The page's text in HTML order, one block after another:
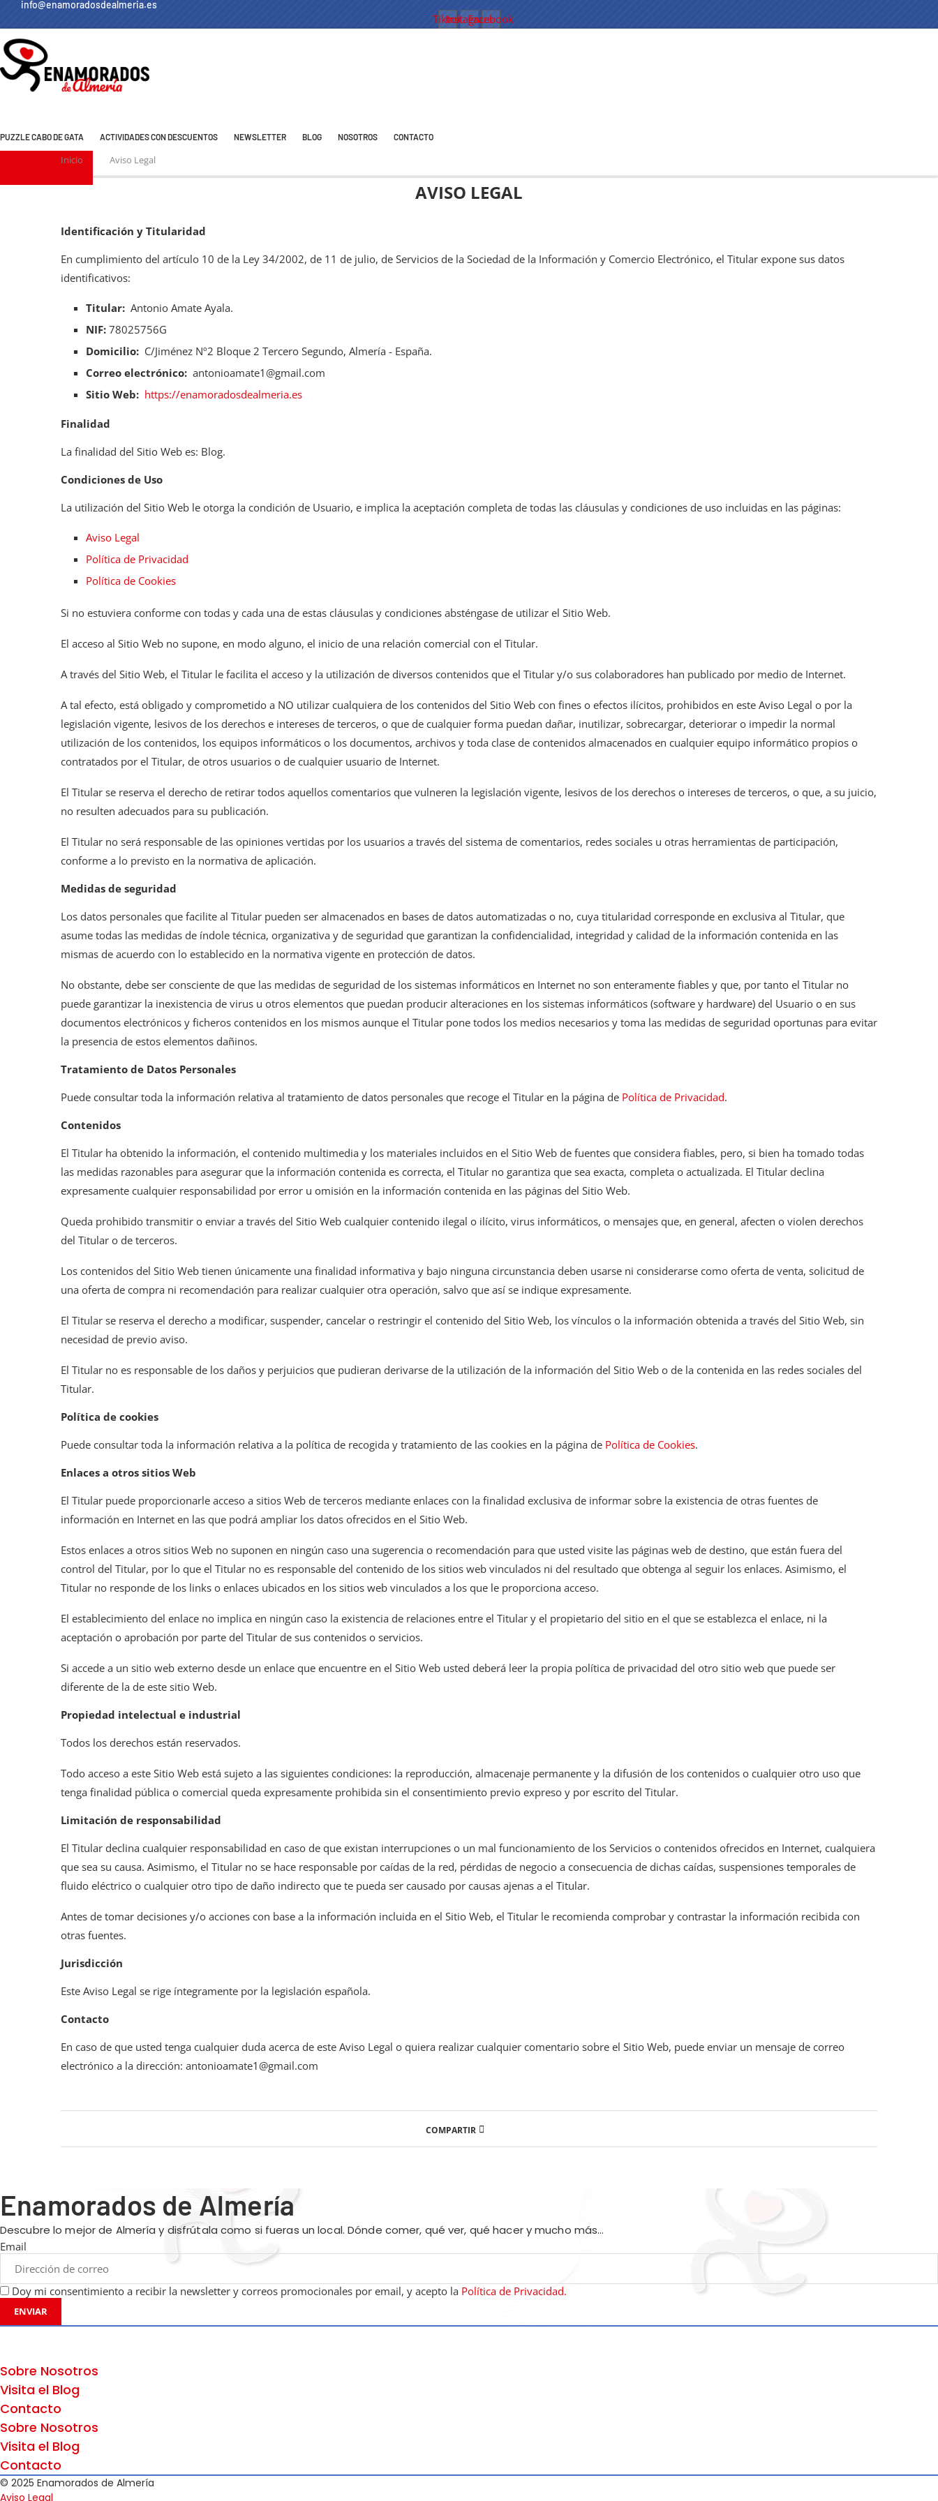
info@enamoradosdealmeria.es
Tiktok
Instagram
Facebook
PUZZLE CABO DE GATA ACTIVIDADES CON DESCUENTOS NEWSLETTER BLOG NOSOTROS CONTACTO
SUSCRÍBETE
Inicio Aviso Legal
AVISO LEGAL
Identificación y Titularidad
En cumplimiento del artículo 10 de la Ley 34/2002, de 11 de julio, de Servicios de la Sociedad de la Información y Comercio Electrónico, el Titular expone sus datos
identificativos:
Titular: Antonio Amate Ayala.
NIF: 78025756G
Domicilio: C/Jiménez Nº2 Bloque 2 Tercero Segundo, Almería - España.
Correo electrónico: antonioamate1@gmail.com
Sitio Web: https://enamoradosdealmeria.es
Finalidad
La finalidad del Sitio Web es: Blog.
Condiciones de Uso
La utilización del Sitio Web le otorga la condición de Usuario, e implica la aceptación completa de todas las cláusulas y condiciones de uso incluidas en las páginas:
Aviso Legal
Política de Privacidad
Política de Cookies
Si no estuviera conforme con todas y cada una de estas cláusulas y condiciones absténgase de utilizar el Sitio Web.
El acceso al Sitio Web no supone, en modo alguno, el inicio de una relación comercial con el Titular.
A través del Sitio Web, el Titular le facilita el acceso y la utilización de diversos contenidos que el Titular y/o sus colaboradores han publicado por medio de Internet.
A tal efecto, está obligado y comprometido a NO utilizar cualquiera de los contenidos del Sitio Web con fines o efectos ilícitos, prohibidos en este Aviso Legal o por la
legislación vigente, lesivos de los derechos e intereses de terceros, o que de cualquier forma puedan dañar, inutilizar, sobrecargar, deteriorar o impedir la normal
utilización de los contenidos, los equipos informáticos o los documentos, archivos y toda clase de contenidos almacenados en cualquier equipo informático propios o
contratados por el Titular, de otros usuarios o de cualquier usuario de Internet.
El Titular se reserva el derecho de retirar todos aquellos comentarios que vulneren la legislación vigente, lesivos de los derechos o intereses de terceros, o que, a su juicio,
no resulten adecuados para su publicación.
El Titular no será responsable de las opiniones vertidas por los usuarios a través del sistema de comentarios, redes sociales u otras herramientas de participación,
conforme a lo previsto en la normativa de aplicación.
Medidas de seguridad
Los datos personales que facilite al Titular pueden ser almacenados en bases de datos automatizadas o no, cuya titularidad corresponde en exclusiva al Titular, que
asume todas las medidas de índole técnica, organizativa y de seguridad que garantizan la confidencialidad, integridad y calidad de la información contenida en las
mismas de acuerdo con lo establecido en la normativa vigente en protección de datos.
No obstante, debe ser consciente de que las medidas de seguridad de los sistemas informáticos en Internet no son enteramente fiables y que, por tanto el Titular no
puede garantizar la inexistencia de virus u otros elementos que puedan producir alteraciones en los sistemas informáticos (software y hardware) del Usuario o en sus
documentos electrónicos y ficheros contenidos en los mismos aunque el Titular pone todos los medios necesarios y toma las medidas de seguridad oportunas para evitar
la presencia de estos elementos dañinos.
Tratamiento de Datos Personales
Puede consultar toda la información relativa al tratamiento de datos personales que recoge el Titular en la página de Política de Privacidad.
Contenidos
El Titular ha obtenido la información, el contenido multimedia y los materiales incluidos en el Sitio Web de fuentes que considera fiables, pero, si bien ha tomado todas
las medidas razonables para asegurar que la información contenida es correcta, el Titular no garantiza que sea exacta, completa o actualizada. El Titular declina
expresamente cualquier responsabilidad por error u omisión en la información contenida en las páginas del Sitio Web.
Queda prohibido transmitir o enviar a través del Sitio Web cualquier contenido ilegal o ilícito, virus informáticos, o mensajes que, en general, afecten o violen derechos
del Titular o de terceros.
Los contenidos del Sitio Web tienen únicamente una finalidad informativa y bajo ninguna circunstancia deben usarse ni considerarse como oferta de venta, solicitud de
una oferta de compra ni recomendación para realizar cualquier otra operación, salvo que así se indique expresamente.
El Titular se reserva el derecho a modificar, suspender, cancelar o restringir el contenido del Sitio Web, los vínculos o la información obtenida a través del Sitio Web, sin
necesidad de previo aviso.
El Titular no es responsable de los daños y perjuicios que pudieran derivarse de la utilización de la información del Sitio Web o de la contenida en las redes sociales del
Titular.
Política de cookies
Puede consultar toda la información relativa a la política de recogida y tratamiento de las cookies en la página de Política de Cookies.
Enlaces a otros sitios Web
El Titular puede proporcionarle acceso a sitios Web de terceros mediante enlaces con la finalidad exclusiva de informar sobre la existencia de otras fuentes de
información en Internet en las que podrá ampliar los datos ofrecidos en el Sitio Web.
Estos enlaces a otros sitios Web no suponen en ningún caso una sugerencia o recomendación para que usted visite las páginas web de destino, que están fuera del
control del Titular, por lo que el Titular no es responsable del contenido de los sitios web vinculados ni del resultado que obtenga al seguir los enlaces. Asimismo, el
Titular no responde de los links o enlaces ubicados en los sitios web vinculados a los que le proporciona acceso.
El establecimiento del enlace no implica en ningún caso la existencia de relaciones entre el Titular y el propietario del sitio en el que se establezca el enlace, ni la
aceptación o aprobación por parte del Titular de sus contenidos o servicios.
Si accede a un sitio web externo desde un enlace que encuentre en el Sitio Web usted deberá leer la propia política de privacidad del otro sitio web que puede ser
diferente de la de este sitio Web.
Propiedad intelectual e industrial
Todos los derechos están reservados.
Todo acceso a este Sitio Web está sujeto a las siguientes condiciones: la reproducción, almacenaje permanente y la difusión de los contenidos o cualquier otro uso que
tenga finalidad pública o comercial queda expresamente prohibida sin el consentimiento previo expreso y por escrito del Titular.
Limitación de responsabilidad
El Titular declina cualquier responsabilidad en caso de que existan interrupciones o un mal funcionamiento de los Servicios o contenidos ofrecidos en Internet, cualquiera
que sea su causa. Asimismo, el Titular no se hace responsable por caídas de la red, pérdidas de negocio a consecuencia de dichas caídas, suspensiones temporales de
fluido eléctrico o cualquier otro tipo de daño indirecto que te pueda ser causado por causas ajenas a el Titular.
Antes de tomar decisiones y/o acciones con base a la información incluida en el Sitio Web, el Titular le recomienda comprobar y contrastar la información recibida con
otras fuentes.
Jurisdicción
Este Aviso Legal se rige íntegramente por la legislación española.
Contacto
En caso de que usted tenga cualquier duda acerca de este Aviso Legal o quiera realizar cualquier comentario sobre el Sitio Web, puede enviar un mensaje de correo
electrónico a la dirección: antonioamate1@gmail.com
COMPARTIR
Enamorados de Almería
Descubre lo mejor de Almería y disfrútala como si fueras un local. Dónde comer, qué ver, qué hacer y mucho más…
Email
Doy mi consentimiento a recibir la newsletter y correos promocionales por email, y acepto la Política de Privacidad.
ENVIAR
Sobre Nosotros
Visita el Blog
Contacto
Sobre Nosotros
Visita el Blog
Contacto
© 2025 Enamorados de Almería
Aviso Legal